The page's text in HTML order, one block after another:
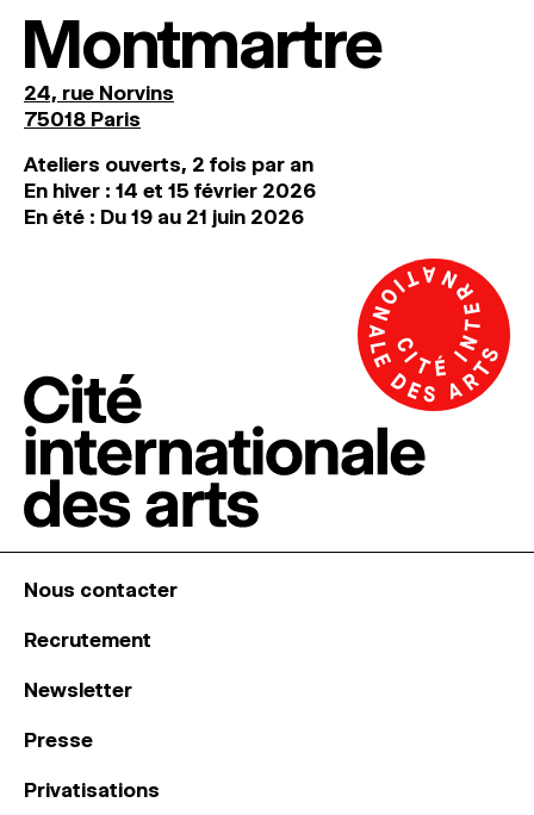
Montmartre
24, rue Norvins
75018 Paris
Ateliers ouverts, 2 fois par an
En hiver : 14 et 15 février 2026
En été : Du 19 au 21 juin 2026
Nous contacter
Recrutement
Newsletter
Presse
Privatisations